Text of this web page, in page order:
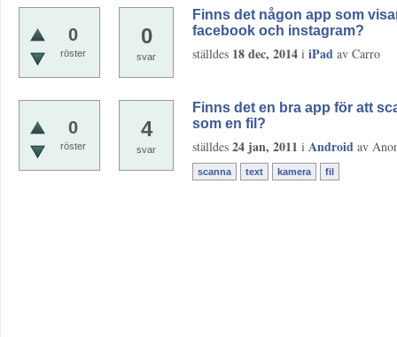
0
röster
0
svar
Finns det någon app som
facebook och instagram?
ställdes 18 dec, 2014 i iPad av Carro
0
röster
4
svar
Finns det en bra app för att
som en fil?
ställdes 24 jan, 2011 i Android av
scanna text kamera fil